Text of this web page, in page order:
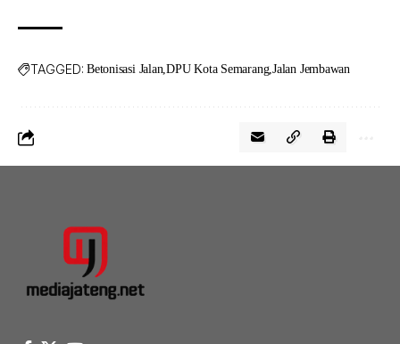
TAGGED: Betonisasi Jalan DPU Kota Semarang Jalan Jembawan